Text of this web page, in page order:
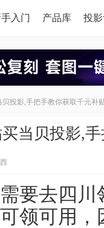
入门 产品库 投
投影,手把手教你获取千元补
当贝投影,
要去四
领可用